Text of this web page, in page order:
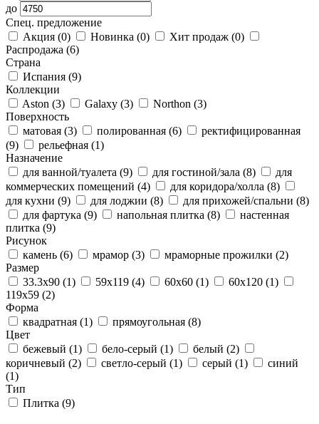
до
Спец. предложение
Акция (0) Новинка (0) Хит продаж (0)
Распродажа (6)
Страна
Испания (9)
Коллекции
Aston (3) Galaxy (3) Northon (3)
Поверхность
матовая (3) полированная (6)
ректифицированная
(9)
рельефная (1)
Назначение
для ванной/туалета (9) для гостиной/зала (8)
для
коммерческих помещений (4) для коридора/холла (8)
для кухни (9) для лоджии (8) для прихожей/спальни (8)
для фартука (9) напольная плитка (8)
настенная
плитка (9)
Рисунок
камень (6) мрамор (3) мраморные прожилки (2)
Размер
33.3x90 (1) 59x119 (4) 60x60 (1) 60x120 (1)
119x59 (2)
Форма
квадратная (1) прямоугольная (8)
Цвет
бежевый (1) бело-серый (1) белый (2)
коричневый (2) светло-серый (1) серый (1)
синий
(1)
Тип
Плитка (9)